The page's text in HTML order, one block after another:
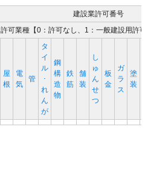
建設業許可番号
許可業種【0：許可なし、1：一般建設用許
屋
根
電
気
管
タ
イ
ル
･
れ
ん
が
鋼
構
造
物
鉄
筋
舗
装
し
ゅ
ん
せ
つ
板
金
ガ
ラ
ス
塗
装